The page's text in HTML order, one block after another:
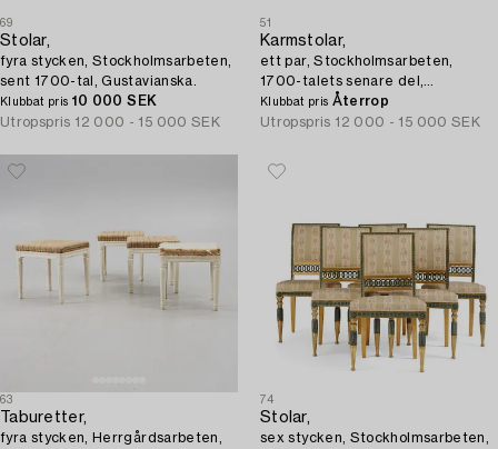
69
Stolar,
fyra stycken, Stockholmsarbeten,
sent 1700-tal, Gustavianska.
Klubbat pris 10 000 SEK
Utropspris 12 000 - 15 000 SEK
51
Karmstolar,
ett par, Stockholmsarbeten,
1700-talets senare del,
Transition.
Klubbat pris Återrop
Utropspris 12 000 - 15 000 SEK
63
Taburetter,
fyra stycken, Herrgårdsarbeten,
74
Stolar,
sex stycken, Stockholmsarbeten,